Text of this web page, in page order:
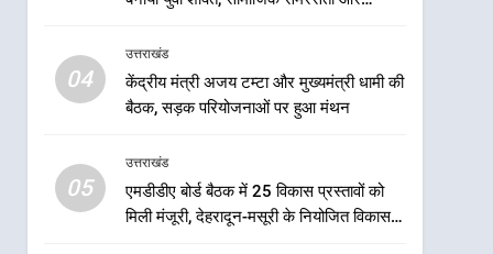
04
उत्तराखंड
केंद्रीय मंत्री अजय टम्टा और मुख्यमंत्री धामी की
बैठक, सड़क परियोजनाओं पर हुआ मंथन
05
उत्तराखंड
एमडीडीए बोर्ड बैठक में 25 विकास प्रस्तावों को
मिली मंजूरी, देहरादून-मसूरी के नियोजित विकास
पहचान दिलाने की दिशा में निरंतर
प्रयास
2
धामी कैबिनेट का फैसला: जल
ग्राम पंचायतों को सौंपने की
प्रक्रिया होगी और प्रभावी
उत्तराखंड